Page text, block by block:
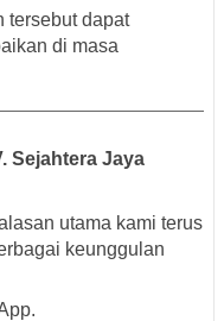
tersebut dapat
di masa
Sejahtera Jaya
utama kami terus
keunggulan